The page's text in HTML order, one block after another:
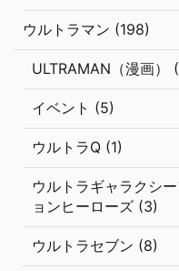
ウルトラマン (198)
ULTRAMAN（漫画）
イベント (5)
ウルトラQ (1)
ウルトラギャラクシ
ョンヒーローズ (3)
ウルトラセブン (8)